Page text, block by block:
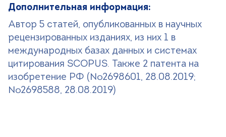
Дополнительная информация:
Автор 5 статей, опубликованных в научных
рецензированных изданиях, из них 1 в
международных базах данных и системах
цитирования SCOPUS. Также 2 патента на
изобретение РФ (№2698601, 28.08.2019;
№2698588, 28.08.2019)